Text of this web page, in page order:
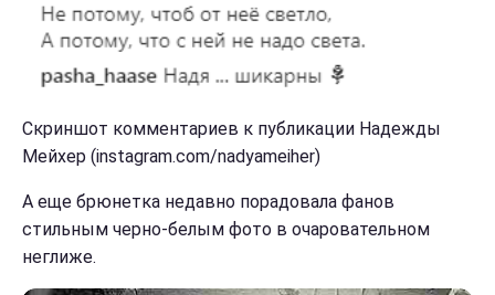
Скриншот комментариев к публикации Надежды
Мейхер (instagram.com/nadyameiher)
А еще брюнетка недавно порадовала фанов
стильным черно-белым фото в очаровательном
неглиже.